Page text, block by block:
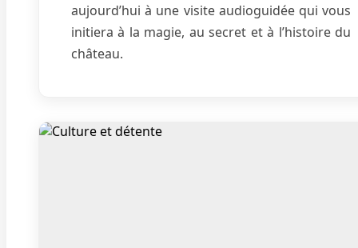
aujourd’hui à une visite audioguidée qui vous
initiera à la magie, au secret et à l’histoire du
château.